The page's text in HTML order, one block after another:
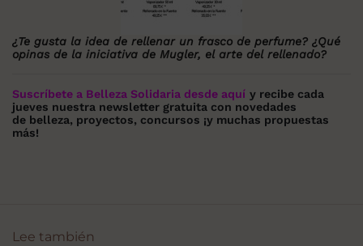
¿Te gusta la idea de rellenar un frasco de perfume? ¿Qué
opinas de la iniciativa de Mugler, el arte del rellenado?
Suscríbete a Belleza Solidaria desde aquí y recibe cada
jueves nuestra newsletter gratuita con novedades
de belleza, proyectos, concursos ¡y muchas propuestas
más!
Lee también